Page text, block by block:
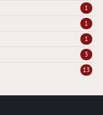
1
1
1
3
13